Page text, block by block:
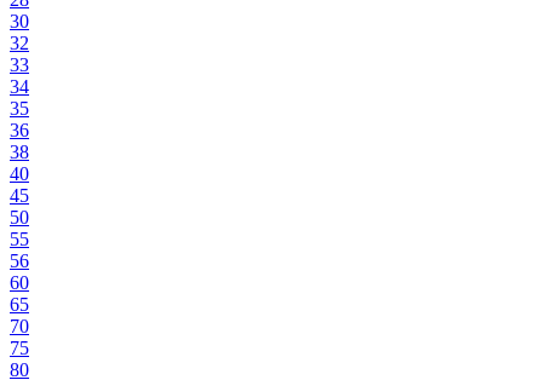
30
32
33
34
35
36
38
40
45
50
55
56
60
65
70
75
80